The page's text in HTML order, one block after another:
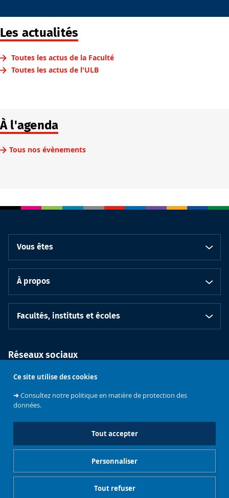
Ce site utilise des cookies
➜Consultez notre politique en matière de protection des
données.
Tout accepter
Tout refuser
Personnaliser
Les actualités
Toutes les actus de la Faculté
Toutes les actus de l'ULB
À l'agenda
Tous nos évènements
Vous êtes
À propos
Facultés, instituts et écoles
Réseaux sociaux
l'Université
CIVIS Contacts Emploi
Mentions légales Gestionnaire de cookies